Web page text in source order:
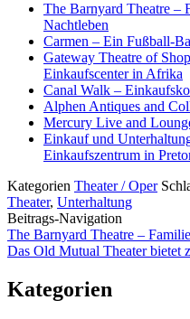
The Barnyard Theatre –
Nachtleben
Carmen – Ein Fußball-
Gateway Theatre of
Einkaufscenter in Afrika
Canal Walk –
Alphen Antiques and
Mercury Live and
Einkauf und
Einkaufszentrum in
Kategorien Theater / Oper
Theater, Unterhaltung
Beitrags-Navigation
The Barnyard Theatre –
Das Old Mutual Theater bietet
Kategorien